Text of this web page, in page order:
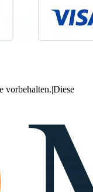
vorbehalten.|Diese